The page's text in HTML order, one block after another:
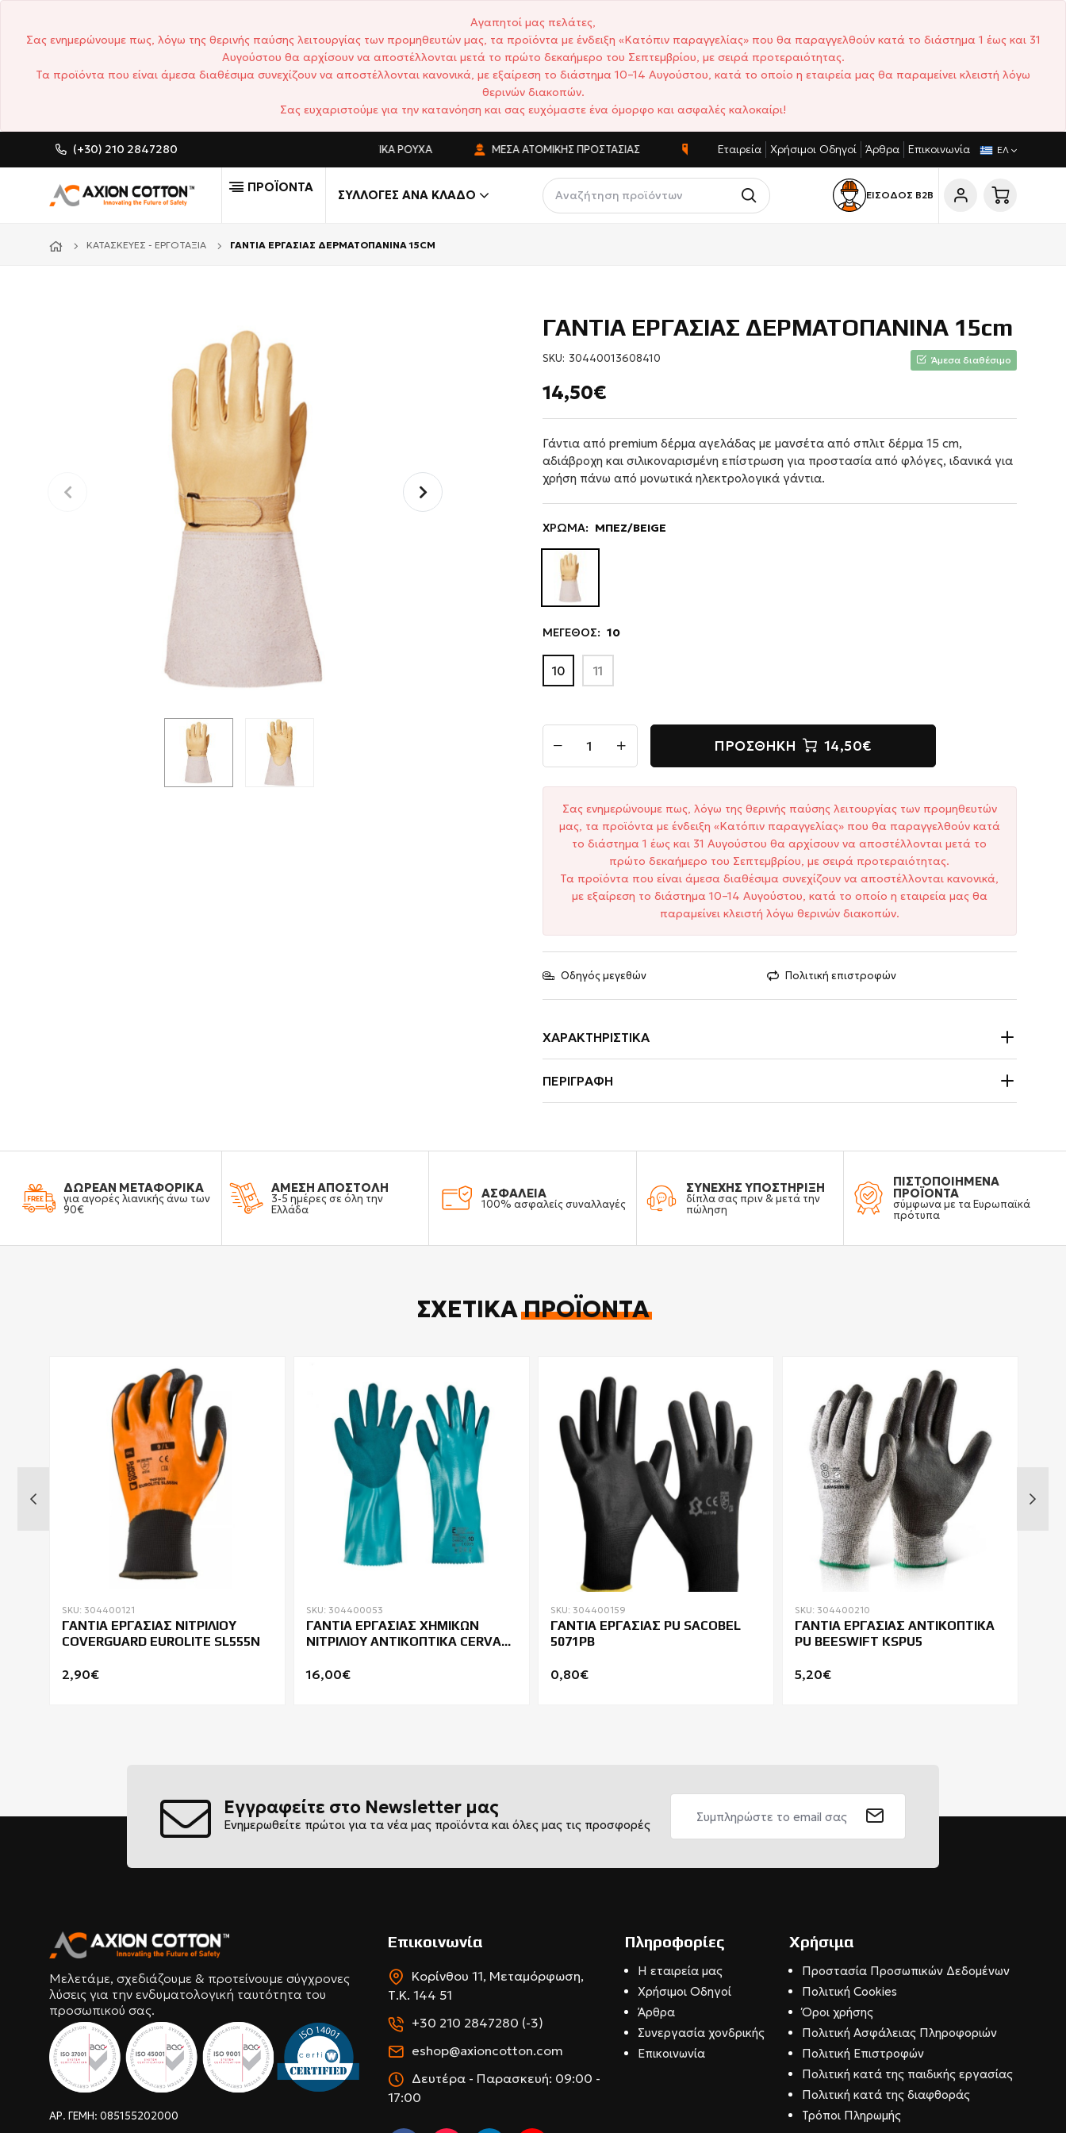
Αγαπητοί μας πελάτες,
Σας ενημερώνουμε πως, λόγω της θερινής παύσης λειτουργίας των προμηθευτών μας, τα προϊόντα με ένδειξη «Κατόπιν παραγγελίας» που θα παραγγελθούν κατά το διάστημα 1 έως και 31
Αυγούστου θα αρχίσουν να αποστέλλονται μετά το πρώτο δεκαήμερο του Σεπτεμβρίου, με σειρά προτεραιότητας.
Τα προϊόντα που είναι άμεσα διαθέσιμα συνεχίζουν να αποστέλλονται κανονικά, με εξαίρεση το διάστημα 10–14 Αυγούστου, κατά το οποίο η εταιρεία μας θα παραμείνει κλειστή λόγω
θερινών διακοπών.
Σας ευχαριστούμε για την κατανόηση και σας ευχόμαστε ένα όμορφο και ασφαλές καλοκαίρι!
(+30) 210 2847280 CUSTOM MADE ΕΠΑΓΓΕΛΜΑΤΙΚΆ ΡΟΎΧΑ ΜΈΣΑ ΑΤΟΜΙΚΉΣ ΠΡΟΣΤΑΣΊΑΣ ΑΝΤΑΓΩΝΙΣΤΙΚΈΣ ΤΙΜΈΣ ΣΎΝΤΟΜΟΙ ΧΡΌΝΟΙ ΠΑΡΆΔΟΣΗΣ
Εταιρεία Χρήσιμοι Οδηγοί Άρθρα Επικοινωνία ΕΛ
ΠΡΟΪΟΝΤΑ
ΣΥΛΛΟΓΈΣ ΑΝΆ ΚΛΆΔΟ ΕΙΣΟΔΟΣ Β2Β
ΚΑΤΑΣΚΕΥΈΣ - ΕΡΓΟΤΆΞΙΑ ΓΑΝΤΙΑ ΕΡΓΑΣΙΑΣ ΔΕΡΜΑΤΟΠΑΝΙΝΑ 15CM
ΓΑΝΤΙΑ ΕΡΓΑΣΙΑΣ ΔΕΡΜΑΤΟΠΑΝΙΝΑ 15cm
SKU: 30440013608410 Άμεσα διαθέσιμο
14,50€
Γάντια από premium δέρμα αγελάδας με μανσέτα από σπλιτ δέρμα 15 cm,
αδιάβροχη και σιλικοναρισμένη επίστρωση για προστασία από φλόγες, ιδανικά για
χρήση πάνω από μονωτικά ηλεκτρολογικά γάντια.
ΧΡΩΜΑ: ΜΠΕΖ/BEIGE
ΜΕΓΕΘΟΣ: 10
10 11
ΠΡΟΣΘΉΚΗ 14,50€
Σας ενημερώνουμε πως, λόγω της θερινής παύσης λειτουργίας των προμηθευτών
μας, τα προϊόντα με ένδειξη «Κατόπιν παραγγελίας» που θα παραγγελθούν κατά
το διάστημα 1 έως και 31 Αυγούστου θα αρχίσουν να αποστέλλονται μετά το
πρώτο δεκαήμερο του Σεπτεμβρίου, με σειρά προτεραιότητας.
Τα προϊόντα που είναι άμεσα διαθέσιμα συνεχίζουν να αποστέλλονται κανονικά,
με εξαίρεση το διάστημα 10–14 Αυγούστου, κατά το οποίο η εταιρεία μας θα
παραμείνει κλειστή λόγω θερινών διακοπών.
Οδηγός μεγεθών Πολιτική επιστροφών
ΧΑΡΑΚΤΗΡΙΣΤΙΚΆ
ΠΕΡΙΓΡΑΦΉ
ΔΩΡΕΑΝ ΜΕΤΑΦΟΡΙΚΑ
για αγορές λιανικής άνω των
90€
ΑΜΕΣΗ ΑΠΟΣΤΟΛΗ
3-5 ημέρες σε όλη την
Ελλάδα
ΑΣΦΑΛΕΙΑ
100% ασφαλείς συναλλαγές
ΣΥΝΕΧΗΣ ΥΠΟΣΤΗΡΙΞΗ
δίπλα σας πριν & μετά την
πώληση
ΠΙΣΤΟΠΟΙΗΜΕΝΑ
ΠΡΟΪΟΝΤΑ
σύμφωνα με τα Ευρωπαϊκά
πρότυπα
ΣΧΕΤΙΚΆΠΡΟΪΌΝΤΑ
SKU: 304400121
ΓΑΝΤΙΑ ΕΡΓΑΣΙΑΣ ΝΙΤΡΙΛΙΟΥ
COVERGUARD EUROLITE SL555N
2,90€
SKU: 304400053
ΓΑΝΤΙΑ ΕΡΓΑΣΙΑΣ ΧΗΜΙΚΩΝ
ΝΙΤΡΙΛΙΟΥ ΑΝΤΙΚΟΠΤΙΚΑ CERVA
16,00€
SKU: 304400159
ΓΑΝΤΙΑ ΕΡΓΑΣΙΑΣ PU SACOBEL
5071PB
0,80€
SKU: 304400210
ΓΑΝΤΙΑ ΕΡΓΑΣΙΑΣ ΑΝΤΙΚΟΠΤΙΚΑ
PU BEESWIFT KSPU5
5,20€
Εγγραφείτε στο Newsletter μας
Ενημερωθείτε πρώτοι για τα νέα μας προϊόντα και όλες μας τις προσφορές
Μελετάμε, σχεδιάζουμε & προτείνουμε σύγχρονες
λύσεις για την ενδυματολογική ταυτότητα του
προσωπικού σας.
ΑΡ. ΓΕΜΗ: 085155202000
Επικοινωνία
Κορίνθου 11, Μεταμόρφωση,
Τ.Κ. 144 51
+30 210 2847280 (-3)
eshop@axioncotton.com
Δευτέρα - Παρασκευή: 09:00 -
17:00
Πληροφορίες
Η εταιρεία μας
Χρήσιμοι Οδηγοί
Άρθρα
Συνεργασία χονδρικής
Επικοινωνία
Χρήσιμα
Προστασία Προσωπικών Δεδομένων
Πολιτική Cookies
Όροι χρήσης
Πολιτική Ασφάλειας Πληροφοριών
Πολιτική Επιστροφών
Πολιτική κατά της παιδικής εργασίας
Πολιτική κατά της διαφθοράς
Τρόποι Πληρωμής